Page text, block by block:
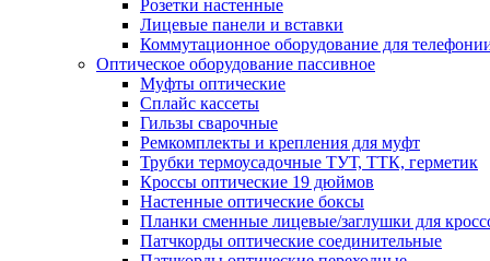
Розетки настенные
Лицевые панели и вставки
Коммутационное оборудование для
Оптическое оборудование пассивное
Муфты оптические
Сплайс кассеты
Гильзы сварочные
Ремкомплекты и крепления для муфт
Трубки термоусадочные ТУТ, ТТК, герметик
Кроссы оптические 19 дюймов
Настенные оптические боксы
Планки сменные лицевые/заглушки для
Патчкорды оптические соединительные